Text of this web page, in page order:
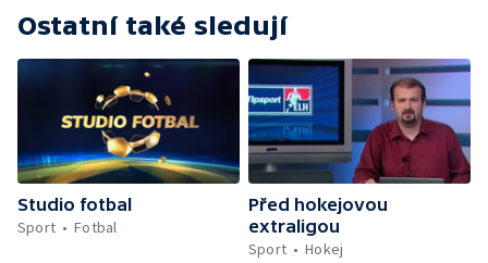
Ostatní také sledují
Studio fotbal
Sport
Fotbal
Před hokejovou
extraligou
Sport
Hokej